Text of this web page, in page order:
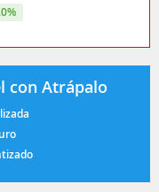
con Atrápalo